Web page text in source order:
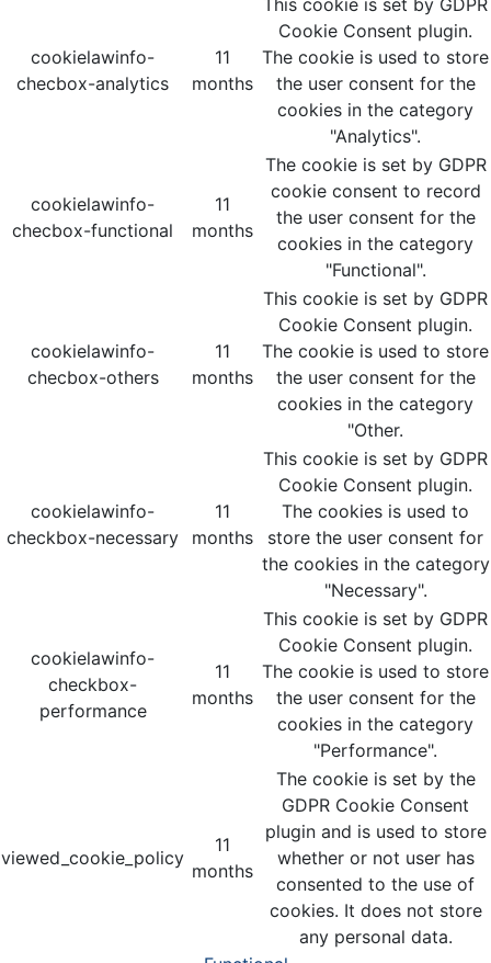
cookielawinfo-
checbox-analytics
11
months
Cookie Consent plugin.
The cookie is used to store
the user consent for the
cookies in the category
"Analytics".
cookielawinfo-
checbox-functional
11
months
The cookie is set by GDPR
cookie consent to record
the user consent for the
cookies in the category
"Functional".
cookielawinfo-
checbox-others
11
months
This cookie is set by GDPR
Cookie Consent plugin.
The cookie is used to store
the user consent for the
cookies in the category
"Other.
cookielawinfo-
checkbox-necessary
11
months
This cookie is set by GDPR
Cookie Consent plugin.
The cookies is used to
store the user consent for
the cookies in the category
"Necessary".
cookielawinfo-
checkbox-
performance
11
months
This cookie is set by GDPR
Cookie Consent plugin.
The cookie is used to store
the user consent for the
cookies in the category
"Performance".
viewed_cookie_policy
11
months
The cookie is set by the
GDPR Cookie Consent
plugin and is used to store
whether or not user has
consented to the use of
cookies. It does not store
any personal data.